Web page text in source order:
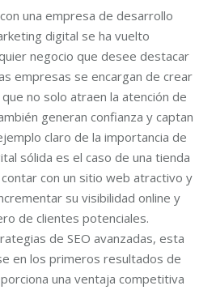
una empresa de desarrollo
digital se ha vuelto
negocio que desee destacar
empresas se encargan de crear
no solo atraen la atención de
generan confianza y captan
claro de la importancia de
sólida es el caso de una tienda
con un sitio web atractivo y
su visibilidad online y
de clientes potenciales.
de SEO avanzadas, esta
en los primeros resultados de
una ventaja competitiva